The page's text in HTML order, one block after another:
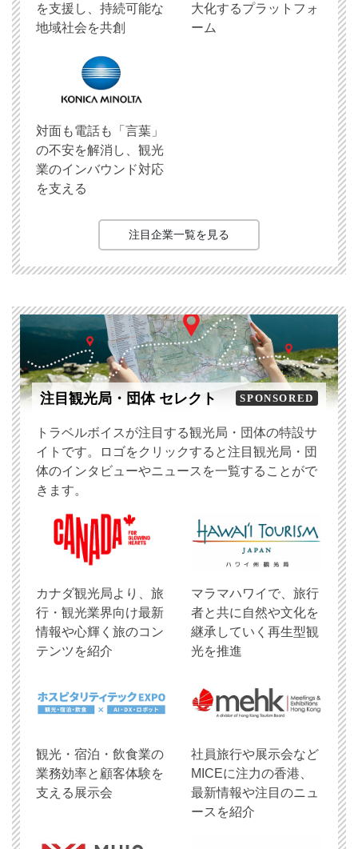
を支援し、持続可能な
地域社会を共創
大化するプラットフォ
ーム
対面も電話も「言葉」
の不安を解消し、観光
業のインバウンド対応
を支える
注目企業一覧を見る
注目観光局・団体 セレクト SPONSORED
トラベルボイスが注目する観光局・団体の特設サ
イトです。ロゴをクリックすると注目観光局・団
体のインタビューやニュースを一覧することがで
きます。
​カナダ観光局より、旅
行・観光業界向け最新
情報や心輝く旅のコン
テンツを紹介
マラマハワイで、旅行
者と共に自然や文化を
継承していく再生型観
光を推進
観光・宿泊・飲食業の
業務効率と顧客体験を
支える展示会
社員旅行や展示会など
MICEに注力の香港、
最新情報や注目のニュ
ースを紹介